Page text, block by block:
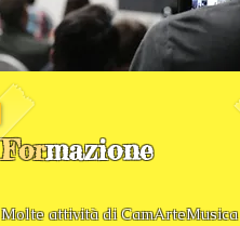
Formazione
Molte attività di CamArteMusica